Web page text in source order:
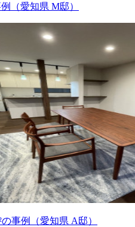
（愛知県 M邸）
事例（愛知県 A邸）